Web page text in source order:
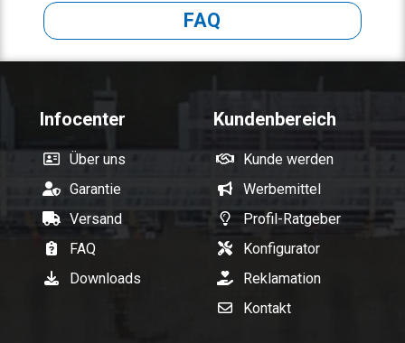
FAQ
Infocenter
Über uns
Garantie
Versand
FAQ
Downloads
Kundenbereich
Kunde werden
Werbemittel
Profil-Ratgeber
Konfigurator
Reklamation
Kontakt